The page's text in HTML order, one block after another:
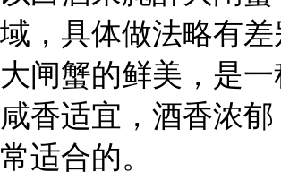
域，具体做法略有
大闸蟹的鲜美，是
咸香适宜，酒香浓
常适合的。